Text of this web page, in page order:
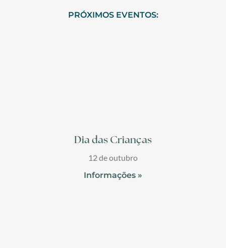
PRÓXIMOS EVENTOS:
Dia das Crianças
12 de outubro
Informações »